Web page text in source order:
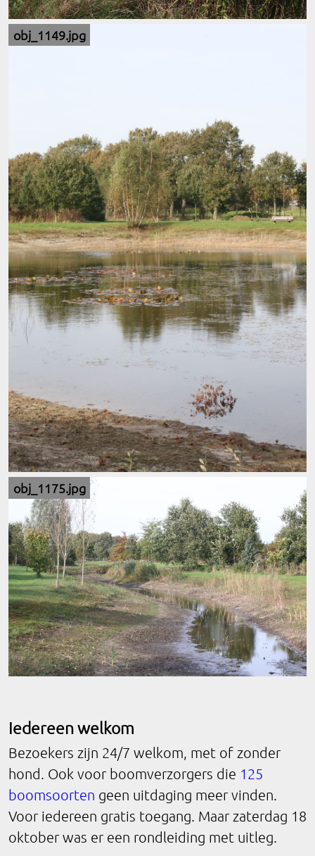
obj_1149.jpg
obj_1175.jpg
Iedereen welkom
Bezoekers zijn 24/7 welkom, met of zonder
hond. Ook voor boomverzorgers die 125
boomsoorten geen uitdaging meer vinden.
Voor iedereen gratis toegang. Maar zaterdag 18
oktober was er een rondleiding met uitleg.